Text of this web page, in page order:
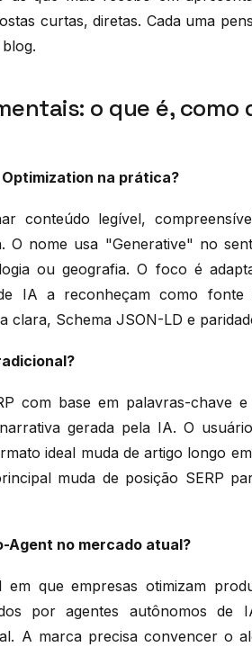
curtas, diretas. Cada uma
o que é, como
na prática?
conteúdo legível,
O nome usa "Generative" no
ou geografia. O foco é
IA a reconheçam como fonte
clara, Schema JSON-LD e
com base em palavras-chave
gerada pela IA. O
ideal muda de artigo longo
muda de posição SERP
Agent no mercado atual?
que empresas otimizam
por agentes autônomos de
A marca precisa convencer o